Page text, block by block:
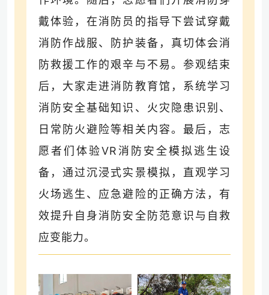
戴体验，在消防员的指导下尝试穿戴
消防作战服、防护装备，真切体会消
防救援工作的艰辛与不易。参观结束
后，大家走进消防教育馆，系统学习
消防安全基础知识、火灾隐患识别、
日常防火避险等相关内容。最后，志
愿者们体验VR消防安全模拟逃生设
备，通过沉浸式实景模拟，直观学习
火场逃生、应急避险的正确方法，有
效提升自身消防安全防范意识与自救
应变能力。